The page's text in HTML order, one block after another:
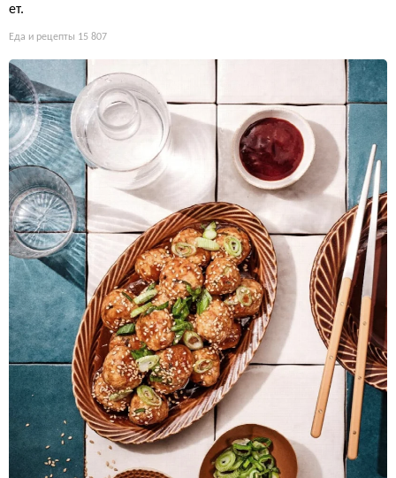
ет.
Еда и рецепты 15 807